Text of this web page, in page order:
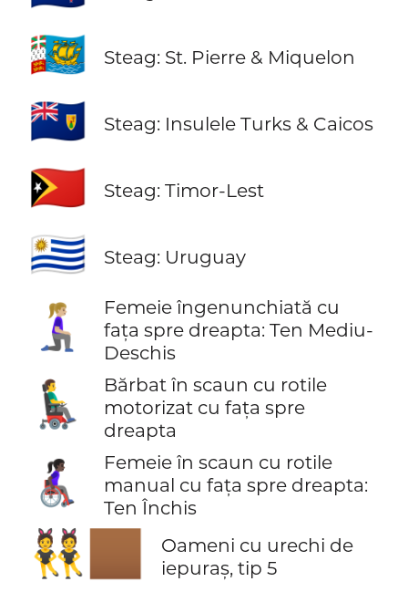
🇵🇲 Steag: St. Pierre & Miquelon
🇹🇨 Steag: Insulele Turks & Caicos
🇹🇱 Steag: Timor-Lest
🇺🇾 Steag: Uruguay
🧎🏼‍♀️‍➡️
Femeie îngenunchiată cu
fața spre dreapta: Ten Mediu-
Deschis
👨‍🦼‍➡️
Bărbat în scaun cu rotile
motorizat cu fața spre
dreapta
👩🏿‍🦽‍➡️
Femeie în scaun cu rotile
manual cu fața spre dreapta:
Ten Închis
👯🏾
Oameni cu urechi de
iepuraș, tip 5